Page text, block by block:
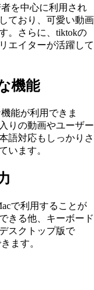
を中心に利用され
ており、可愛い動画
。さらに、tiktokの
エイターが活躍して
機能
能が利用できま
りの動画やユーザー
語対応もしっかりさ
います。
で利用することが
きる他、キーボード
スクトップ版で
ます。